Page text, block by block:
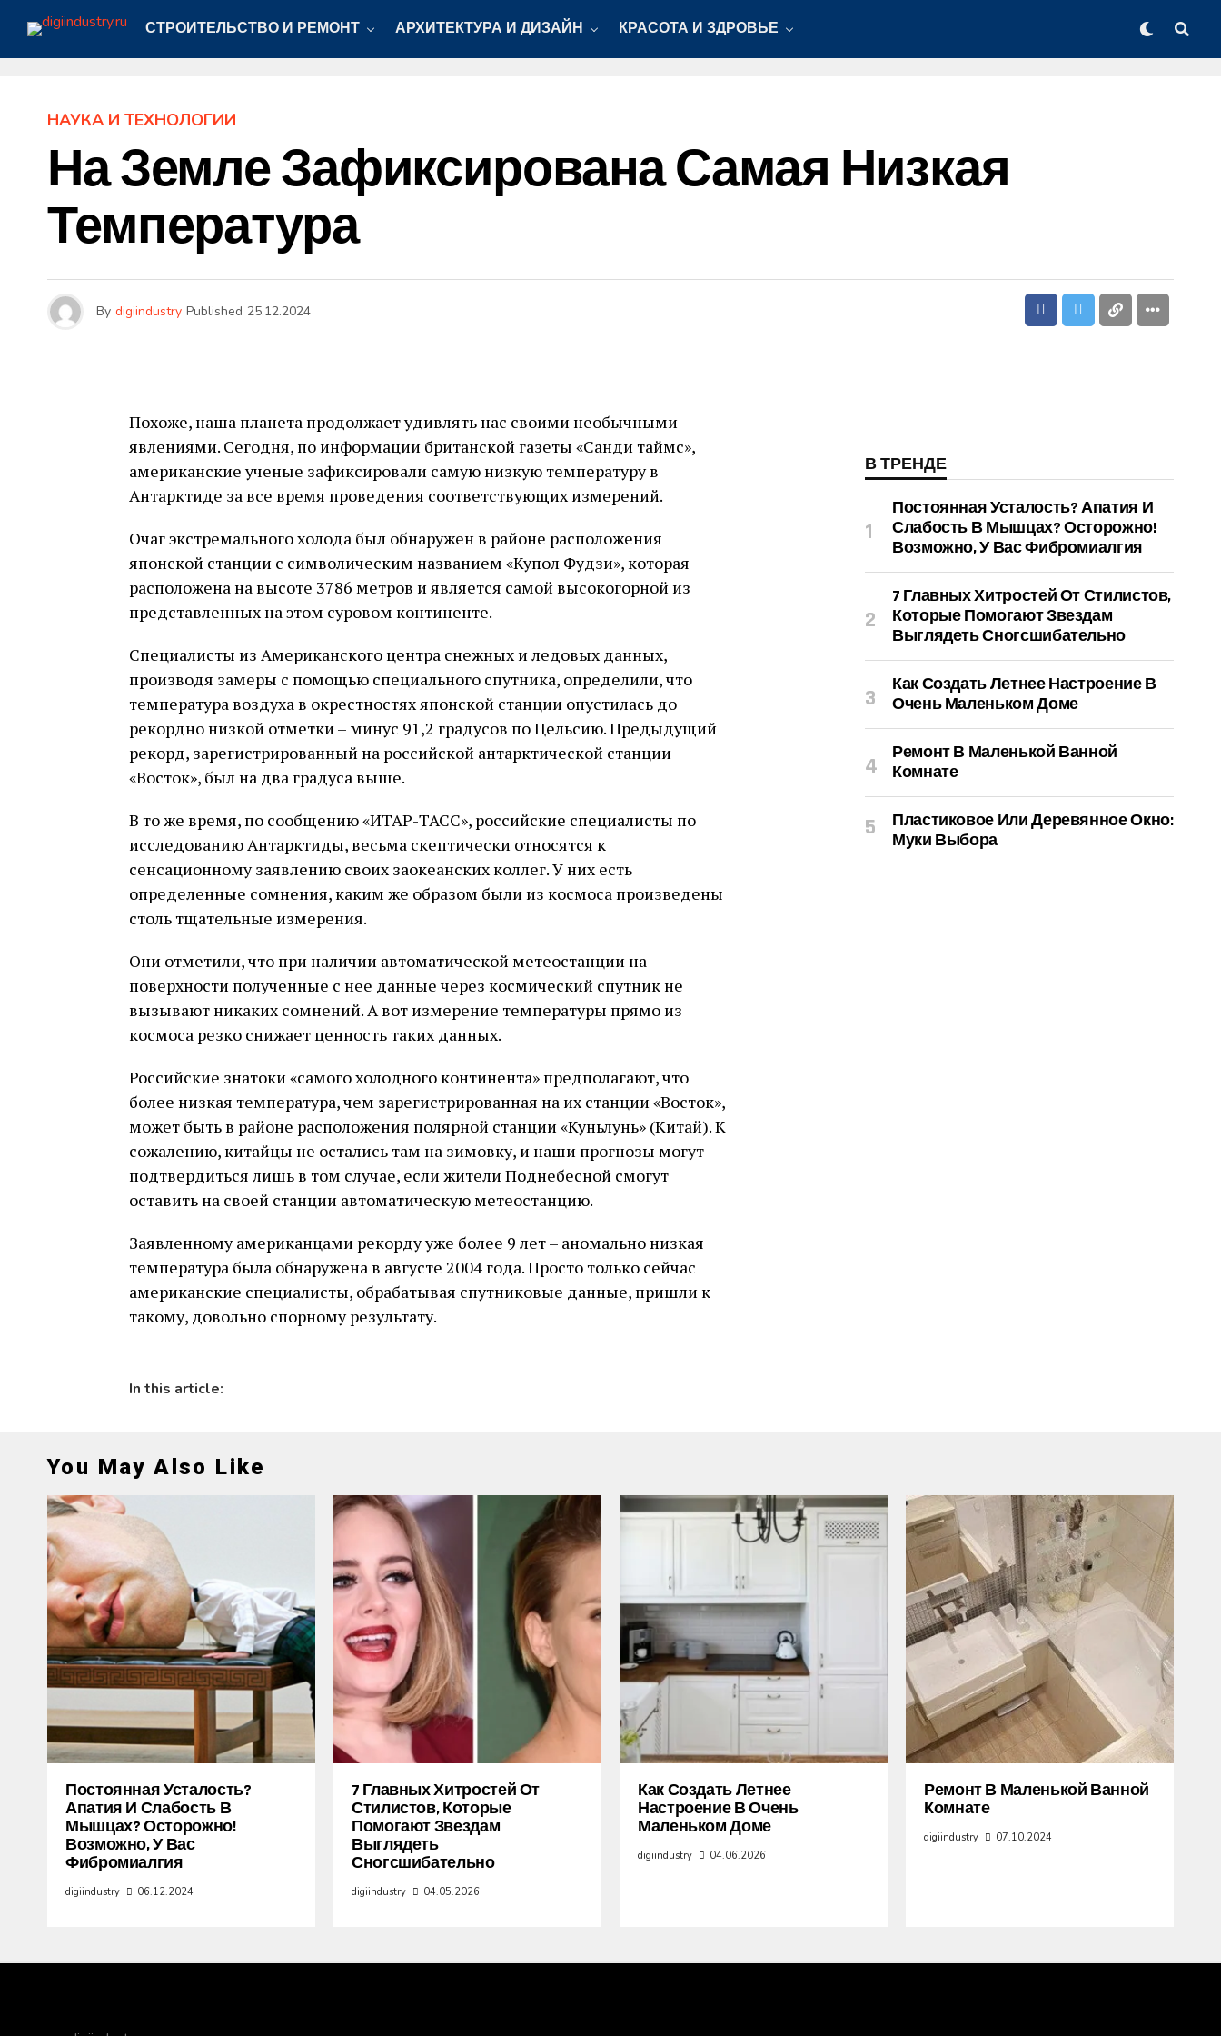
СТРОИТЕЛЬСТВО И РЕМОНТ АРХИТЕКТУРА И ДИЗАЙН КРАСОТА И ЗДРОВЬЕ
НАУКА И ТЕХНОЛОГИИ
На Земле Зафиксирована Самая Низкая
Температура
By digiindustry Published 25.12.2024
Похоже, наша планета продолжает удивлять нас своими необычными
явлениями. Сегодня, по информации британской газеты «Санди таймс»,
американские ученые зафиксировали самую низкую температуру в
Антарктиде за все время проведения соответствующих измерений.
Очаг экстремального холода был обнаружен в районе расположения
японской станции с символическим названием «Купол Фудзи», которая
расположена на высоте 3786 метров и является самой высокогорной из
представленных на этом суровом континенте.
Специалисты из Американского центра снежных и ледовых данных,
производя замеры с помощью специального спутника, определили, что
температура воздуха в окрестностях японской станции опустилась до
рекордно низкой отметки – минус 91,2 градусов по Цельсию. Предыдущий
рекорд, зарегистрированный на российской антарктической станции
«Восток», был на два градуса выше.
В то же время, по сообщению «ИТАР-ТАСС», российские специалисты по
исследованию Антарктиды, весьма скептически относятся к
сенсационному заявлению своих заокеанских коллег. У них есть
определенные сомнения, каким же образом были из космоса произведены
столь тщательные измерения.
Они отметили, что при наличии автоматической метеостанции на
поверхности полученные с нее данные через космический спутник не
вызывают никаких сомнений. А вот измерение температуры прямо из
космоса резко снижает ценность таких данных.
Российские знатоки «самого холодного континента» предполагают, что
более низкая температура, чем зарегистрированная на их станции «Восток»,
может быть в районе расположения полярной станции «Куньлунь» (Китай). К
сожалению, китайцы не остались там на зимовку, и наши прогнозы могут
подтвердиться лишь в том случае, если жители Поднебесной смогут
оставить на своей станции автоматическую метеостанцию.
Заявленному американцами рекорду уже более 9 лет – аномально низкая
температура была обнаружена в августе 2004 года. Просто только сейчас
американские специалисты, обрабатывая спутниковые данные, пришли к
такому, довольно спорному результату.
In this article:
В ТРЕНДЕ
Постоянная Усталость? Апатия И
Слабость В Мышцах? Осторожно!
Возможно, У Вас Фибромиалгия
7 Главных Хитростей От Стилистов,
Которые Помогают Звездам
Выглядеть Сногсшибательно
Как Создать Летнее Настроение В
Очень Маленьком Доме
Ремонт В Маленькой Ванной
Комнате
Пластиковое Или Деревянное Окно:
Муки Выбора
You May Also Like
Постоянная Усталость?
Апатия И Слабость В
Мышцах? Осторожно!
Возможно, У Вас
Фибромиалгия
digiindustry 06.12.2024
7 Главных Хитростей От
Стилистов, Которые
Помогают Звездам
Выглядеть
Сногсшибательно
digiindustry 04.05.2026
Как Создать Летнее
Настроение В Очень
Маленьком Доме
digiindustry 04.06.2026
Ремонт В Маленькой Ванной
Комнате
digiindustry 07.10.2024